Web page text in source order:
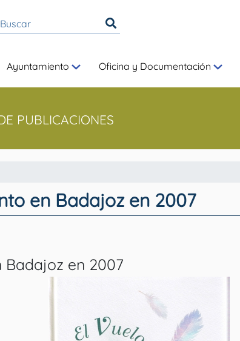
Ayuntamiento Oficina y Documentación
PUBLICACIONES
en Badajoz en 2007
Badajoz en 2007